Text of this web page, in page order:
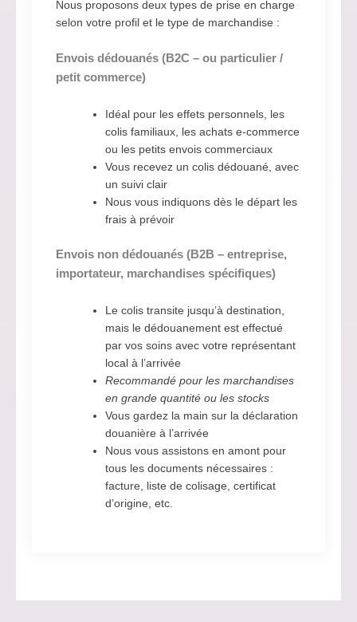
Nous proposons deux types de prise en charge
selon votre profil et le type de marchandise :
Envois dédouanés (B2C – ou particulier /
petit commerce)
Idéal pour les effets personnels, les
colis familiaux, les achats e-commerce
ou les petits envois commerciaux
Vous recevez un colis dédouané, avec
un suivi clair
Nous vous indiquons dès le départ les
frais à prévoir
Envois non dédouanés (B2B – entreprise,
importateur, marchandises spécifiques)
Le colis transite jusqu’à destination,
mais le dédouanement est effectué
par vos soins avec votre représentant
local à l’arrivée
Recommandé pour les marchandises
en grande quantité ou les stocks
Vous gardez la main sur la déclaration
douanière à l’arrivée
Nous vous assistons en amont pour
tous les documents nécessaires :
facture, liste de colisage, certificat
d’origine, etc.